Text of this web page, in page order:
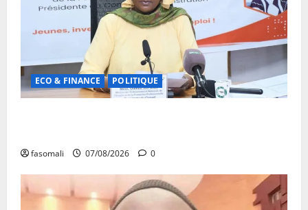
ECO & FINANCE POLITIQUE
fasomali 07/08/2026 0